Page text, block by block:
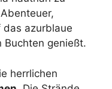
azurblaue
Buchten genießt.
herrlichen